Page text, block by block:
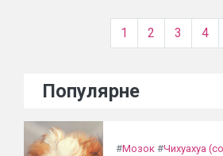
1 2 3 4
Популярне
#Мозок #Чихуахуа